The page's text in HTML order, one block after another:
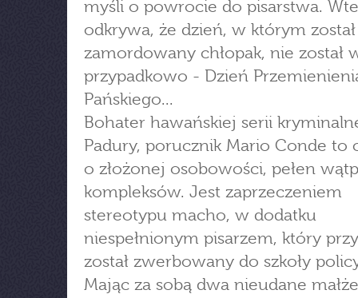
myśli o powrocie do pisarstwa.
odkrywa, że dzień, w którym został
zamordowany chłopak, nie został
przypadkowo - Dzień
Pańskiego...
Bohater hawańskiej serii
Padury, porucznik Mario Conde to
o złożonej osobowości, pełen
kompleksów. Jest zaprzeczeniem
stereotypu macho, w dodatku
niespełnionym pisarzem, który
został zwerbowany do szkoły
Mając za sobą dwa nieudane